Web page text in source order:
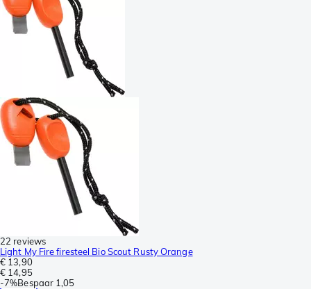
22 reviews
Light My Fire firesteel Bio Scout Rusty Orange
€ 13,90
€ 14,95
-7%Bespaar 1,05